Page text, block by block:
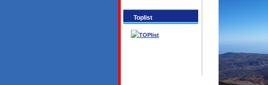
Toplist